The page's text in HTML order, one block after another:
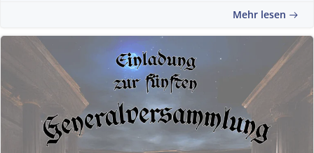
Mehr lesen